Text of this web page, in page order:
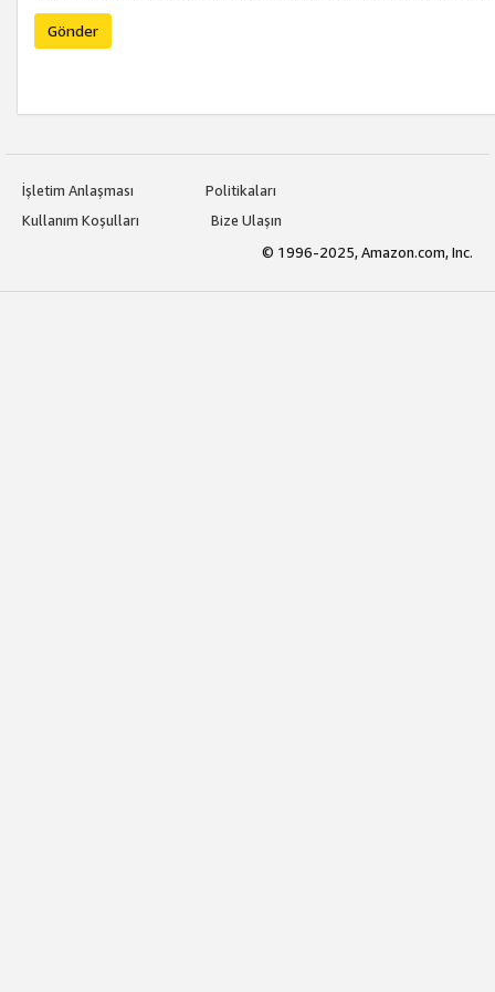
Gönder
İşletim Anlaşması
Politikaları
Kullanım Koşulları
Bize Ulaşın
© 1996-2025, Amazon.com, Inc.